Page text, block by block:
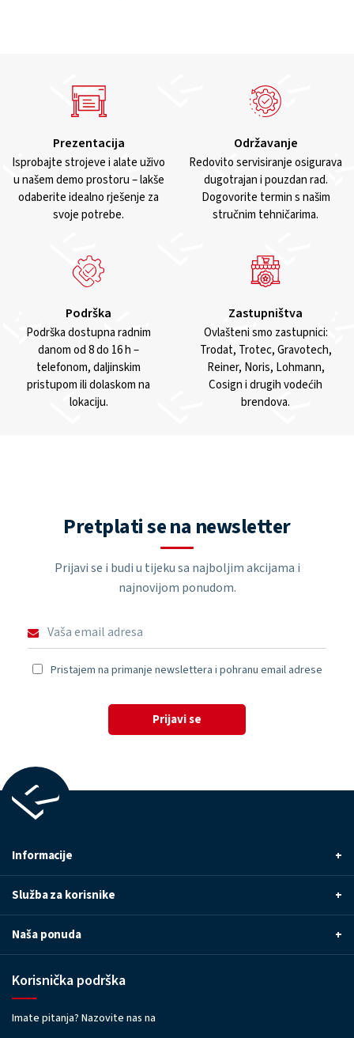
Prezentacija
Isprobajte strojeve i alate uživo
u našem demo prostoru – lakše
odaberite idealno rješenje za
svoje potrebe.
Održavanje
Redovito servisiranje osigurava
dugotrajan i pouzdan rad.
Dogovorite termin s našim
stručnim tehničarima.
Podrška
Podrška dostupna radnim
danom od 8 do 16 h –
telefonom, daljinskim
pristupom ili dolaskom na
lokaciju.
Zastupništva
Ovlašteni smo zastupnici:
Trodat, Trotec, Gravotech,
Reiner, Noris, Lohmann,
Cosign i drugih vodećih
brendova.
Pretplati se na newsletter
Prijavi se i budi u tijeku sa najboljim akcijama i
najnovijom ponudom.
Pristajem na primanje newslettera i pohranu email adrese
Prijavi se
Informacije +
Služba za korisnike +
Naša ponuda +
Korisnička podrška
Imate pitanja? Nazovite nas na